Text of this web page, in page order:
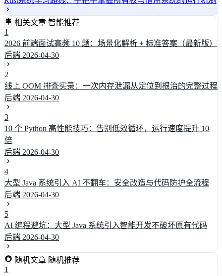
相关文章 智能推荐
1
2026 前端面试高频 10 题：场景化解析 + 标准答案（最新版）
后端 2026-04-30
2
线上 OOM 排查实录：一次内存泄漏从定位到根治的完整过程
后端 2026-04-30
3
10 个 Python 高性能技巧：告别低效循环，运行速度提升 10
倍
后端 2026-04-30
4
大型 Java 系统引入 AI 不翻车：安全改造与代码防护全流程
后端 2026-04-30
5
AI 编程避坑：大型 Java 系统引入智能开发不破坏原有代码
后端 2026-04-30
随机文章 随机推荐
1